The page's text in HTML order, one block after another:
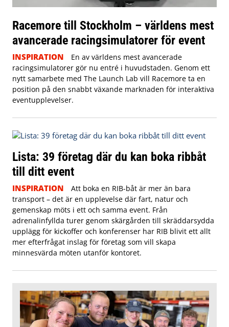
Racemore till Stockholm – världens mest
avancerade racingsimulatorer för event
INSPIRATION
En av världens mest avancerade
racingsimulatorer gör nu entré i huvudstaden. Genom ett
nytt samarbete med The Launch Lab vill Racemore ta en
position på den snabbt växande marknaden för interaktiva
eventupplevelser.
Lista: 39 företag där du kan boka ribbåt
till ditt event
INSPIRATION
Att boka en RIB-båt är mer än bara
transport – det är en upplevelse där fart, natur och
gemenskap möts i ett och samma event. Från
adrenalinfyllda turer genom skärgården till skräddarsydda
upplägg för kickoffer och konferenser har RIB blivit ett allt
mer efterfrågat inslag för företag som vill skapa
minnesvärda möten utanför kontoret.